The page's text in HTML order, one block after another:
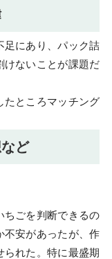
足にあり、パック詰
けないことが課題だ
たところマッチング
ど
ちごを判断できるの
不安があったが、作
られた。特に最盛期